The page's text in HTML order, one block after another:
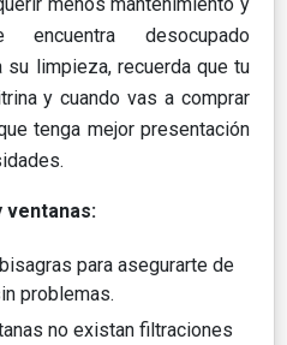
desocupado
su limpieza, recuerda que tu
y cuando vas a comprar
tenga mejor presentación
ventanas:
para asegurarte de
problemas.
no existan filtraciones